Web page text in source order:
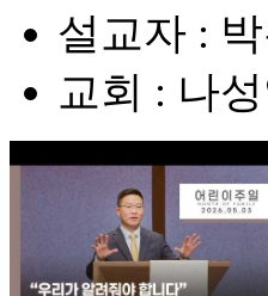
설교자 :
교회 : 나